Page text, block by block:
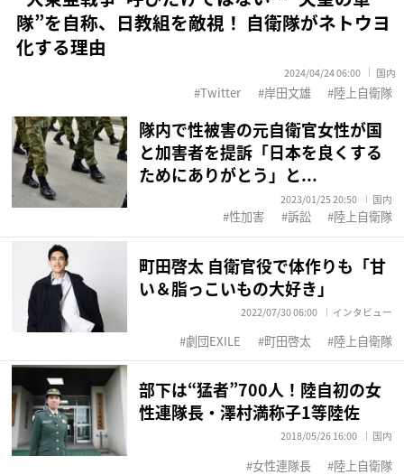
隊”を自称、日教組を敵視！ 自衛隊がネトウヨ
化する理由
2024/04/24 06:00 国内
Twitter 岸田文雄 陸上自衛隊
隊内で性被害の元自衛官女性が国
と加害者を提訴「日本を良くする
ためにありがとう」と...
2023/01/25 20:50 国内
性加害 訴訟 陸上自衛隊
町田啓太 自衛官役で体作りも「甘
い＆脂っこいもの大好き」
2022/07/30 06:00 インタビュー
劇団EXILE 町田啓太 陸上自衛隊
部下は“猛者”700人！陸自初の女
性連隊長・澤村満称子1等陸佐
2018/05/26 16:00 国内
女性連隊長 陸上自衛隊